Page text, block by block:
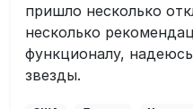
пришло несколько
несколько
функционалу,
звезды.